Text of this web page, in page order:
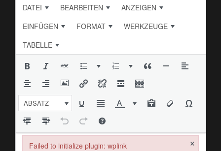
DATEI BEARBEITEN
ANZEIGEN
EINFÜGEN
FORMAT
WERKZEUGE
TABELLE
ABSATZ
Failed to initialize plugin: wplink ×